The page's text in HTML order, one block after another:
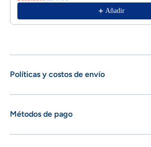
Añadir
Políticas y costos de envío
Métodos de pago